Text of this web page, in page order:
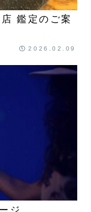
鑑定のご案
2026.02.09
ジ